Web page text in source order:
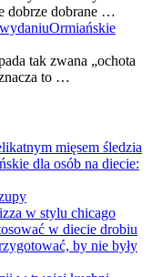
dobrze dobrane …
Ormiańskie
tak zwana „ochota
to …
mięsem śledzia
dla osób na diecie:
w stylu chicago
w diecie drobiu
by nie były